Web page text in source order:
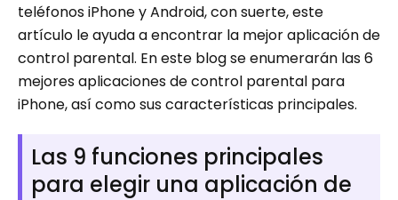
teléfonos iPhone y Android, con suerte, este
artículo le ayuda a encontrar la mejor aplicación de
control parental. En este blog se enumerarán las 6
mejores aplicaciones de control parental para
iPhone, así como sus características principales.
Las 9 funciones principales
para elegir una aplicación de